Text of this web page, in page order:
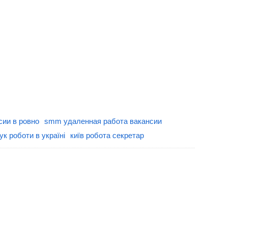
в ровно
smm удаленная работа вакансии
роботи в україні київ робота секретар